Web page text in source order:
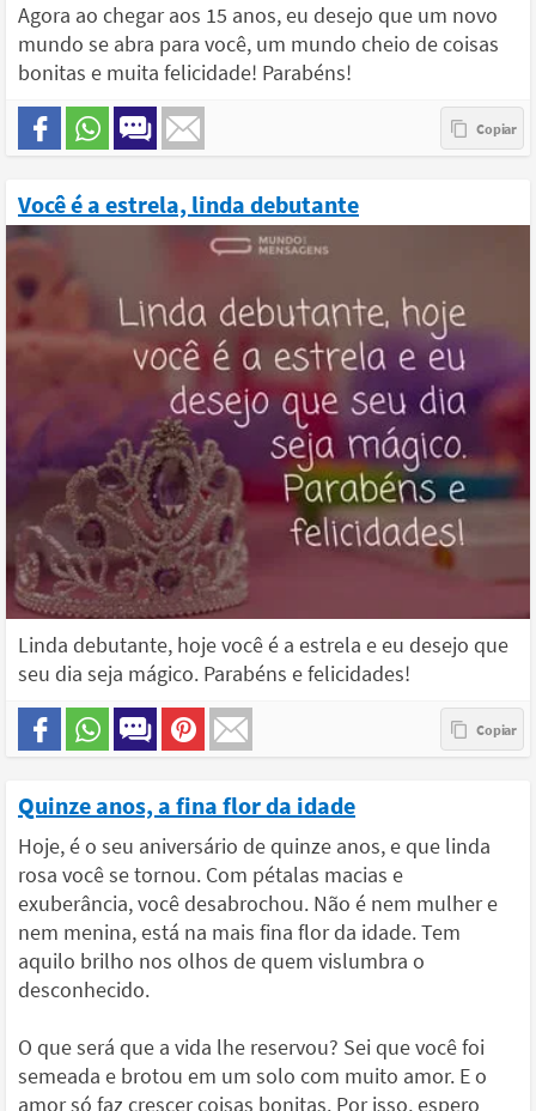
Agora ao chegar aos 15 anos, eu desejo que um novo
mundo se abra para você, um mundo cheio de coisas
bonitas e muita felicidade! Parabéns!
Você é a estrela, linda debutante
Linda debutante, hoje você é a estrela e eu desejo que
seu dia seja mágico. Parabéns e felicidades!
Quinze anos, a fina flor da idade
Hoje, é o seu aniversário de quinze anos, e que linda
rosa você se tornou. Com pétalas macias e
exuberância, você desabrochou. Não é nem mulher e
nem menina, está na mais fina flor da idade. Tem
aquilo brilho nos olhos de quem vislumbra o
desconhecido.
O que será que a vida lhe reservou? Sei que você foi
semeada e brotou em um solo com muito amor. E o
amor só faz crescer coisas bonitas. Por isso, espero